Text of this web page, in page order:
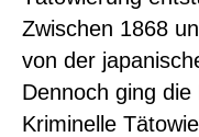
Zwischen 1868
von der
Dennoch ging
Kriminelle